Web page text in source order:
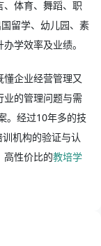
、体育、舞蹈、职
留学、幼儿园、素
学效率及业绩。
企业经营管理又
业的管理问题与需
。经过10年多的技
机构的验证与认
高性价比的教培学